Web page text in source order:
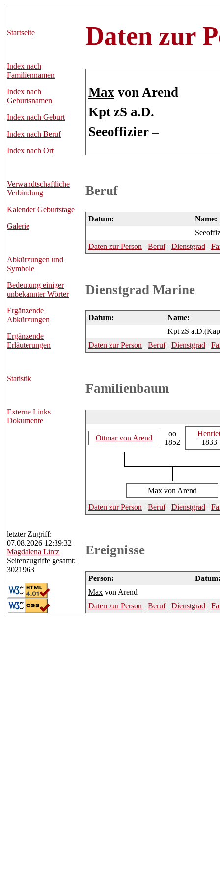
Startseite
Index nach
Familiennamen
Index nach
Geburtsnamen
Index nach Geburt
Index nach Beruf
Index nach Ort
Verwandtschaftliche
Verbindung
Kalender Geburtstage
Galerie
Abkürzungen und
Symbole
Bedeutung einiger
unbekannter Wörter
Ergänzende
Abkürzungen
Ergänzende
Erläuterungen
Statistik
Externe Links
Dokumente
Daten zur
Max von Arend
Kpt zS a.D.
Seeoffizier –
Beruf
Datum:
Name:
Daten zur Person
Beruf Dienstgrad
Dienstgrad Marine
Datum:
Name:
Kpt zS
Daten zur Person
Beruf Dienstgrad
Familienbaum
Ottmarvon Arend
oo
1852
1833
Maxvon Arend
Daten zur Person
Beruf Dienstgrad
Ereignisse
Person:
Datum:
Max von Arend
Daten zur Person
Beruf Dienstgrad
letzter Zugriff:
07.08.2026 12:39:32
Magdalena Lintz
Seitenzugriffe gesamt:
3021963